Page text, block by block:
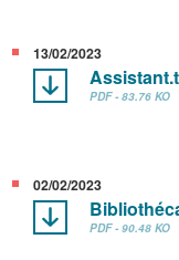
13/02/2023
PDF - 83.76 KO
02/02/2023
PDF - 90.48 KO